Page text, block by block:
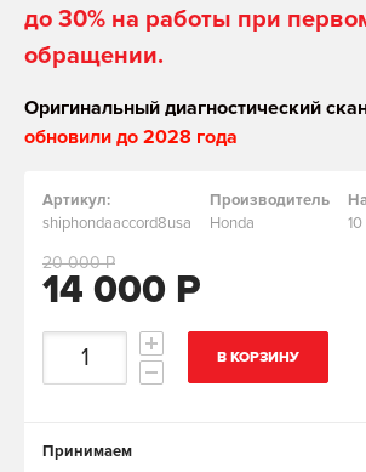
до 30% на работы при
обращении.
Оригинальный диагностический
обновили до 2028 года
Артикул:
shiphondaaccord8usa
Производитель
Honda
10
14 000 Р
20 000 Р
В КОРЗИНУ
Принимаем